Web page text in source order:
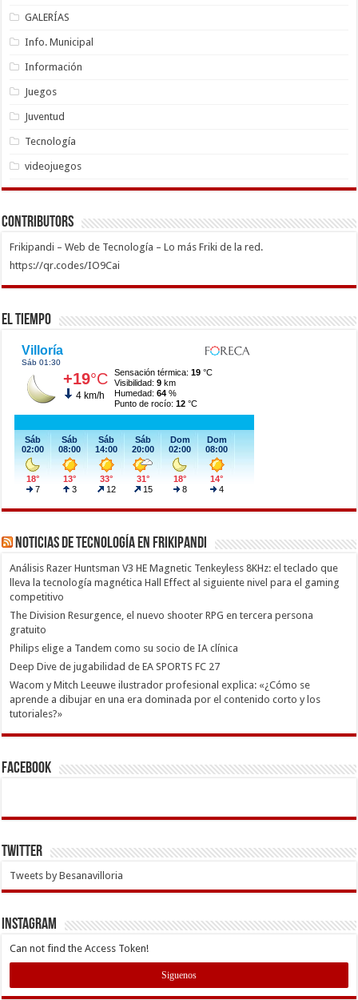
GALERÍAS
Info. Municipal
Información
Juegos
Juventud
Tecnología
videojuegos
Contributors
Frikipandi – Web de Tecnología – Lo más Friki de la red.
https://qr.codes/IO9Cai
El Tiempo
Noticias de Tecnología en Frikipandi
Análisis Razer Huntsman V3 HE Magnetic Tenkeyless 8KHz: el teclado que
lleva la tecnología magnética Hall Effect al siguiente nivel para el gaming
competitivo
The Division Resurgence, el nuevo shooter RPG en tercera persona
gratuito
Philips elige a Tandem como su socio de IA clínica
Deep Dive de jugabilidad de EA SPORTS FC 27
Wacom y Mitch Leeuwe ilustrador profesional explica: «¿Cómo se
aprende a dibujar en una era dominada por el contenido corto y los
tutoriales?»
Facebook
Twitter
Tweets by Besanavilloria
INSTAGRAM
Can not find the Access Token!
Siguenos